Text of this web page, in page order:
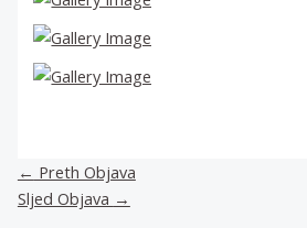
← Preth Objava
Sljed Objava →